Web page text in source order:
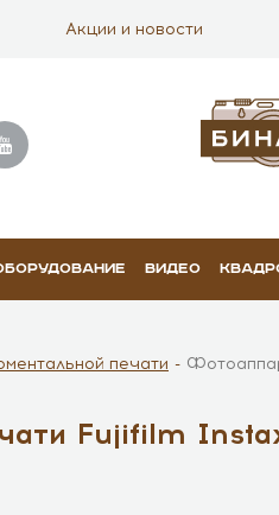
Акции и новости
ВИДЕО
печати
Fujifilm